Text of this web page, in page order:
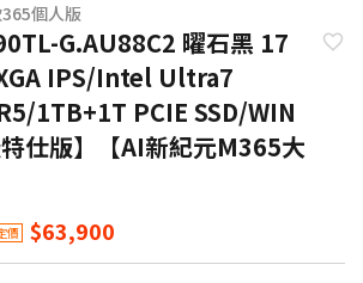
個人版
G.AU88C2 曜石黑 17
IPS/Intel Ultra7
1TB+1T PCIE SSD/WIN
仕版】【AI新紀元M365大
價 $63,900